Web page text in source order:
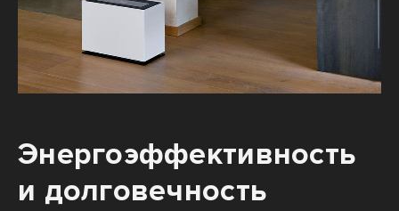
Энергоэффективность
и долговечность